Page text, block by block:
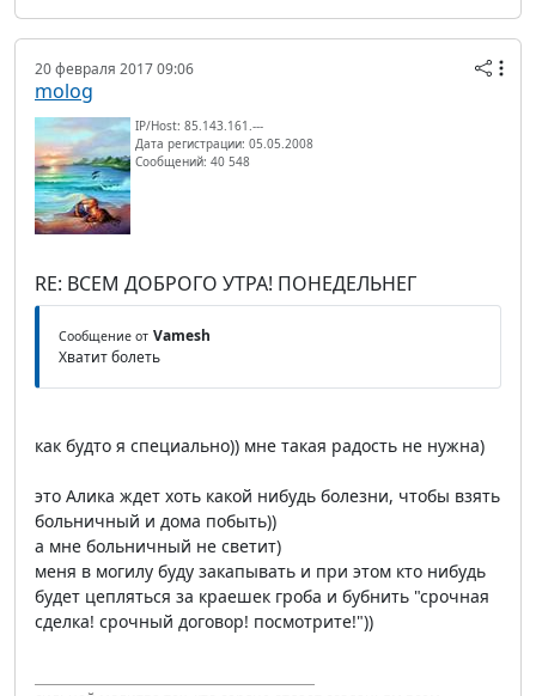
20 февраля 2017 09:06
molog
IP/Host: 85.143.161.---
Дата регистрации: 05.05.2008
Сообщений: 40 548
RE: ВСЕМ ДОБРОГО УТРА! ПОНЕДЕЛЬНЕГ
Сообщение от Vamesh
Хватит болеть
как будто я специально)) мне такая радость не нужна)
это Алика ждет хоть какой нибудь болезни, чтобы взять
больничный и дома побыть))
а мне больничный не светит)
меня в могилу буду закапывать и при этом кто нибудь
будет цепляться за краешек гроба и бубнить "срочная
сделка! срочный договор! посмотрите!"))